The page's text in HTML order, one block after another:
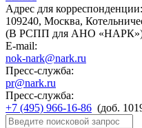
Адрес для корреспонденции:
109240, Москва,
(В РСПП для АНО
E-mail:
nok-nark@nark.ru
Пресс-служба:
pr@nark.ru
Пресс-служба:
+7 (495) 966-16-86 (доб.